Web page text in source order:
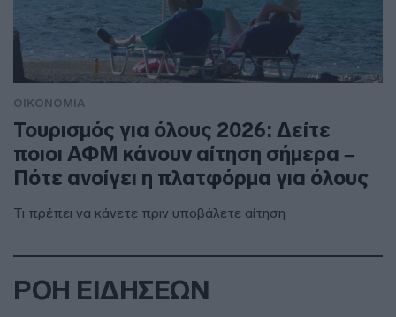
ΟΙΚΟΝΟΜΙΑ
Τουρισμός για όλους 2026: Δείτε
ποιοι ΑΦΜ κάνουν αίτηση σήμερα –
Πότε ανοίγει η πλατφόρμα για όλους
Τι πρέπει να κάνετε πριν υποβάλετε αίτηση
ΡΟΗ ΕΙΔΗΣΕΩΝ